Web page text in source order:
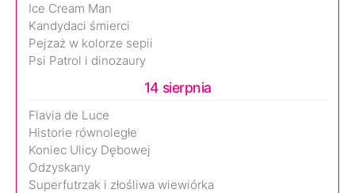
Ice Cream Man
Kandydaci śmierci
Pejzaż w kolorze sepii
Psi Patrol i dinozaury
14 sierpnia
Flavia de Luce
Historie równoległe
Koniec Ulicy Dębowej
Odzyskany
Superfutrzak i złośliwa wiewiórka